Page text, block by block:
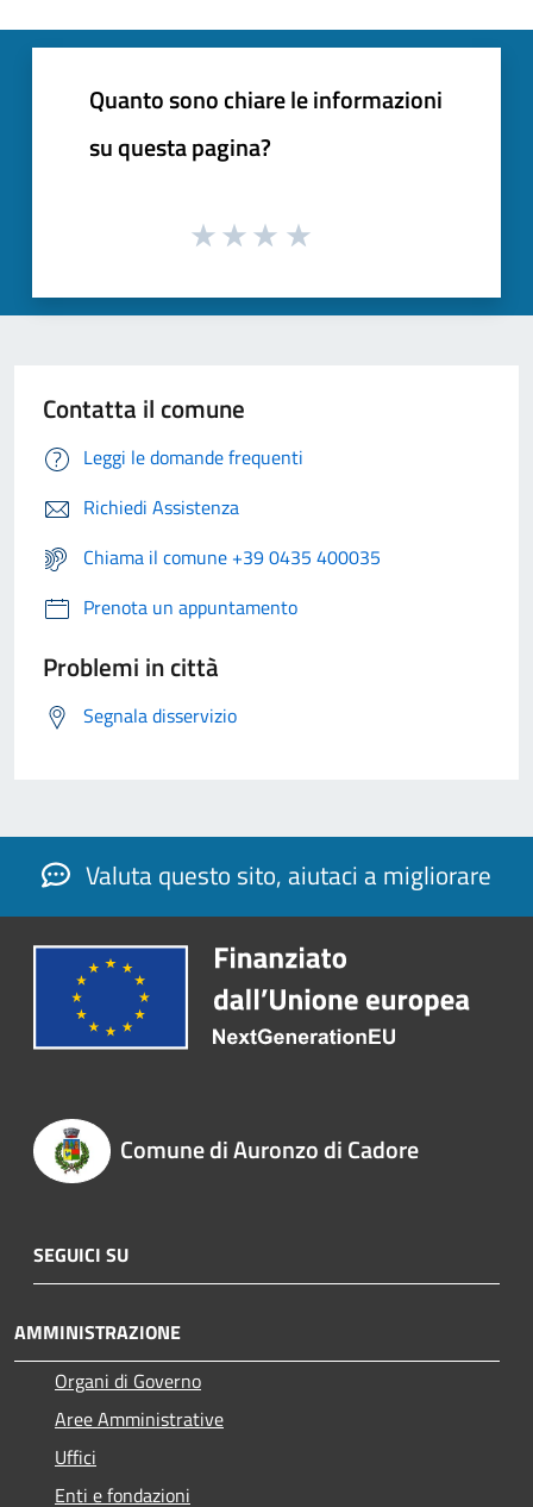
Quanto sono chiare le informazioni
su questa pagina?
Contatta il comune
Leggi le domande frequenti
Richiedi Assistenza
Chiama il comune +39 0435 400035
Prenota un appuntamento
Problemi in città
Segnala disservizio
Valuta questo sito, aiutaci a migliorare
Comune di Auronzo di Cadore
SEGUICI SU
AMMINISTRAZIONE
Organi di Governo
Aree Amministrative
Uffici
Enti e fondazioni